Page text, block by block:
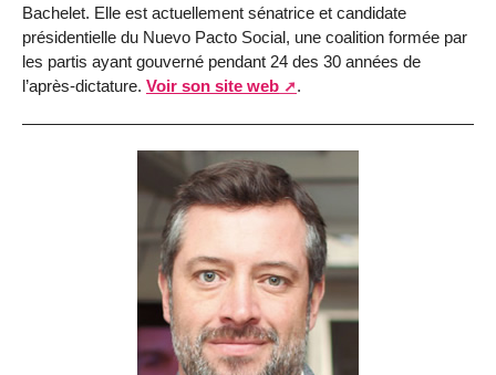
Bachelet. Elle est actuellement sénatrice et candidate
présidentielle du Nuevo Pacto Social, une coalition formée par
les partis ayant gouverné pendant 24 des 30 années de
l’après-dictature. Voir son site web .